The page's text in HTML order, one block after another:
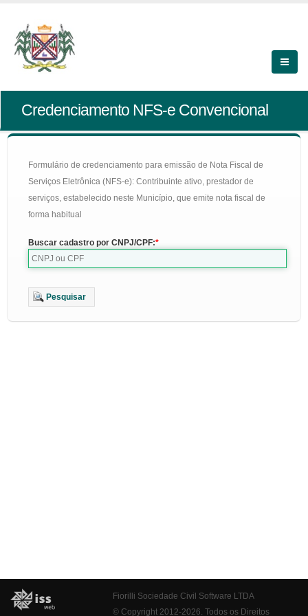
Credenciamento NFS-e Convencional
Formulário de credenciamento para emissão de Nota Fiscal de
Serviços Eletrônica (NFS-e): Contribuinte ativo, prestador de
serviços, estabelecido neste Município, que emite nota fiscal de
forma habitual
Buscar cadastro por CNPJ/CPF:
Pesquisar
Fiorilli Sociedade Civil Software LTDA
© Copyright 2012-2026. Todos os Direitos